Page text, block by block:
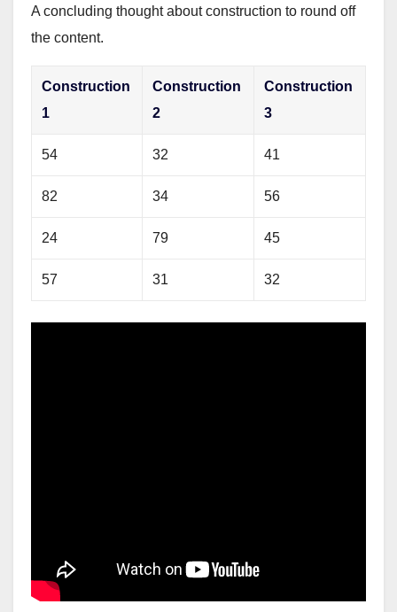
A concluding thought about construction to round off
the content.
Construction
1
Construction
2
Construction
3
54 32 41
82 34 56
24 79 45
57 31 32